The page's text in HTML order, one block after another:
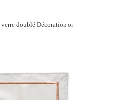
doublé Décoration or